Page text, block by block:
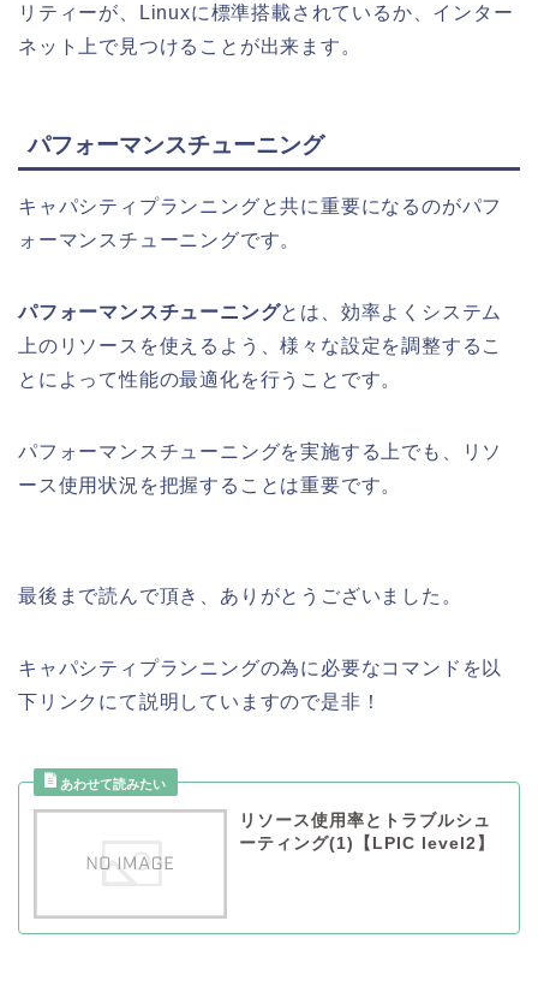
リティーが、Linuxに標準搭載されているか、インター
ネット上で見つけることが出来ます。
パフォーマンスチューニング
キャパシティプランニングと共に重要になるのがパフ
ォーマンスチューニングです。
パフォーマンスチューニングとは、効率よくシステム
上のリソースを使えるよう、様々な設定を調整するこ
とによって性能の最適化を行うことです。
パフォーマンスチューニングを実施する上でも、リソ
ース使用状況を把握することは重要です。
最後まで読んで頂き、ありがとうございました。
キャパシティプランニングの為に必要なコマンドを以
下リンクにて説明していますので是非！
リソース使用率とトラブルシュ
ーティング(1)【LPIC level2】